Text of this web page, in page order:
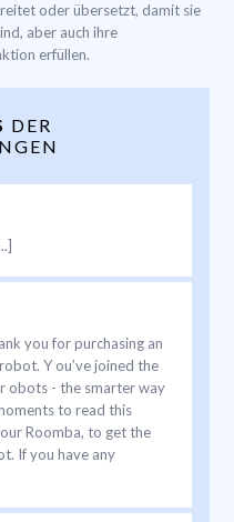
oder übersetzt, damit sie
aber auch ihre
erfüllen.
DER
you for purchasing an
Y ou’ve joined the
obots - the smarter way
to read this
Roomba, to get the
If you have any